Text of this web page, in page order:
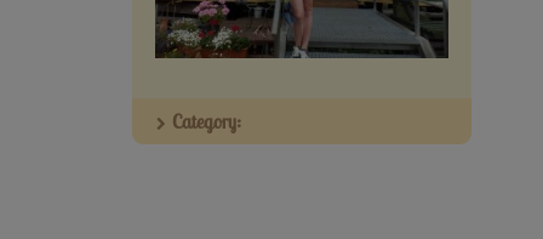
Veranstaltungen
Baumpaten
Category: